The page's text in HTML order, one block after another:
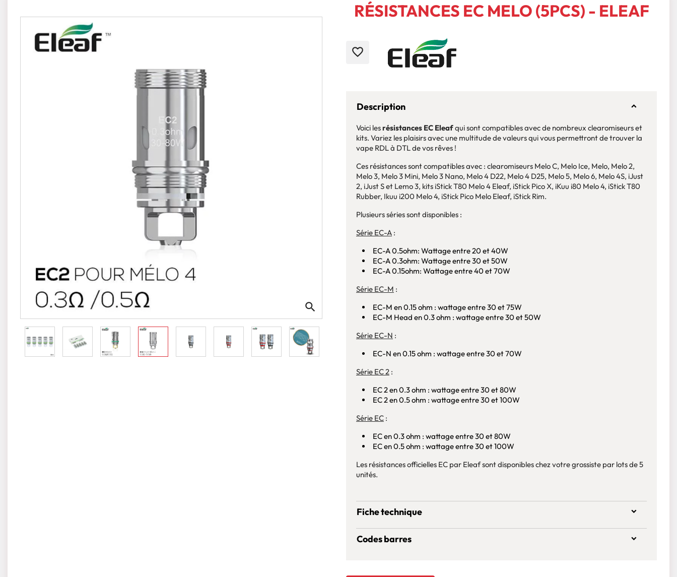
search
RÉSISTANCES EC MELO (5PCS) - ELEAF
favorite_border
Description
Voici lesrésistances EC Eleafqui sont compatibles avec de nombreux clearomiseurs et
kits. Variez les plaisirs avec une multitude de valeurs qui vous permettront de trouver la
vape RDL à DTL de vos rêves !
Ces résistances sont compatibles avec : clearomiseurs Melo C, Melo Ice, Melo, Melo 2,
Melo 3, Melo 3 Mini, Melo 3 Nano, Melo 4 D22, Melo 4 D25, Melo 5, Melo 6, Melo 4S, iJust
2, iJust S et Lemo 3, kits iStick T80 Melo 4 Eleaf, iStick Pico X, iKuu i80 Melo 4, iStick T80
Rubber, Ikuu i200 Melo 4, iStick Pico Melo Eleaf, iStick Rim.
Plusieurs séries sont disponibles :
Série EC-A :
EC-A 0.5ohm: Wattage entre 20 et 40W
EC-A 0.3ohm: Wattage entre 30 et 50W
EC-A 0.15ohm: Wattage entre 40 et 70W
Série EC-M :
EC-M en 0.15 ohm : wattage entre 30 et 75W
EC-M Head en 0.3 ohm : wattage entre 30 et 50W
Série EC-N :
EC-N en 0.15 ohm : wattage entre 30 et 70W
Série EC 2 :
EC 2 en 0.3 ohm : wattage entre 30 et 80W
EC 2 en 0.5 ohm : wattage entre 30 et 100W
Série EC :
EC en 0.3 ohm : wattage entre 30 et 80W
EC en 0.5 ohm : wattage entre 30 et 100W
Les résistances officielles EC par Eleaf sont disponibles chez votre grossiste par lots de 5
unités.
Fiche technique
Codes barres